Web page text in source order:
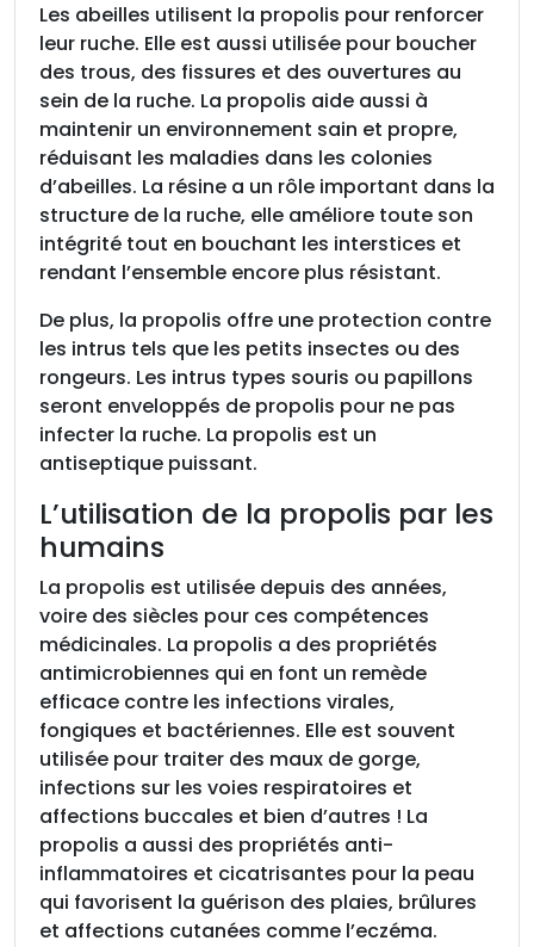
Les abeilles utilisent la propolis pour renforcer
leur ruche. Elle est aussi utilisée pour boucher
des trous, des fissures et des ouvertures au
sein de la ruche. La propolis aide aussi à
maintenir un environnement sain et propre,
réduisant les maladies dans les colonies
d’abeilles. La résine a un rôle important dans la
structure de la ruche, elle améliore toute son
intégrité tout en bouchant les interstices et
rendant l’ensemble encore plus résistant.
De plus, la propolis offre une protection contre
les intrus tels que les petits insectes ou des
rongeurs. Les intrus types souris ou papillons
seront enveloppés de propolis pour ne pas
infecter la ruche. La propolis est un
antiseptique puissant.
L’utilisation de la propolis par les
humains
La propolis est utilisée depuis des années,
voire des siècles pour ces compétences
médicinales. La propolis a des propriétés
antimicrobiennes qui en font un remède
efficace contre les infections virales,
fongiques et bactériennes. Elle est souvent
utilisée pour traiter des maux de gorge,
infections sur les voies respiratoires et
affections buccales et bien d’autres ! La
propolis a aussi des propriétés anti-
inflammatoires et cicatrisantes pour la peau
qui favorisent la guérison des plaies, brûlures
et affections cutanées comme l’eczéma.